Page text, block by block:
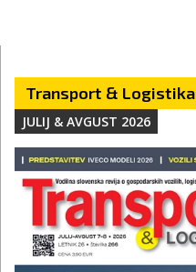
Transport & Logistika
JULIJ & AVGUST 2026